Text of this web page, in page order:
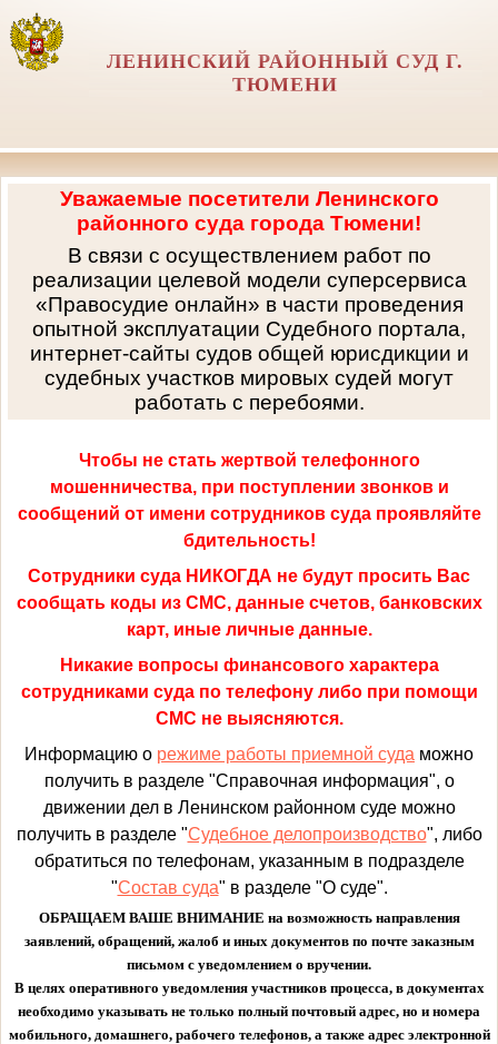
ЛЕНИНСКИЙ РАЙОННЫЙ СУД Г.
ТЮМЕНИ
Уважаемые посетители Ленинского
районного суда города Тюмени!
В связи с осуществлением работ по
реализации целевой модели суперсервиса
«Правосудие онлайн» в части проведения
опытной эксплуатации Судебного портала,
интернет-сайты судов общей юрисдикции и
судебных участков мировых судей могут
работать с перебоями.
Чтобы не стать жертвой телефонного
мошенничества, при поступлении звонков и
сообщений от имени сотрудников суда проявляйте
бдительность!
Сотрудники суда НИКОГДА не будут просить Вас
сообщать коды из СМС, данные счетов, банковских
карт, иные личные данные.
Никакие вопросы финансового характера
сотрудниками суда по телефону либо при помощи
СМС не выясняются.
Информацию о режиме работы приемной суда можно
получить в разделе "Справочная информация", о
движении дел в Ленинском районном суде можно
получить в разделе "Судебное делопроизводство", либо
обратиться по телефонам, указанным в подразделе
"Состав суда" в разделе "О суде".
ОБРАЩАЕМ ВАШЕ ВНИМАНИЕ на возможность направления
заявлений, обращений, жалоб и иных документов по почте заказным
письмом с уведомлением о вручении.
В целях оперативного уведомления участников процесса, в документах
необходимо указывать не только полный почтовый адрес, но и номера
мобильного, домашнего, рабочего телефонов, а также адрес электронной